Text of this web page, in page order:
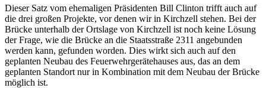
Dieser Satz vom ehemaligen Präsidenten Bill Clinton trifft auch auf
die drei großen Projekte, vor denen wir in Kirchzell stehen. Bei der
Brücke unterhalb der Ortslage von Kirchzell ist noch keine Lösung
der Frage, wie die Brücke an die Staatsstraße 2311 angebunden
werden kann, gefunden worden. Dies wirkt sich auch auf den
geplanten Neubau des Feuerwehrgerätehauses aus, das an dem
geplanten Standort nur in Kombination mit dem Neubau der Brücke
möglich ist.